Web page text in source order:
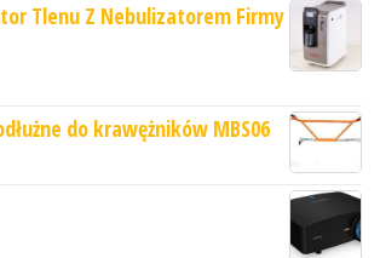
Tlenu Z Nebulizatorem Firmy
do krawężników MBS06